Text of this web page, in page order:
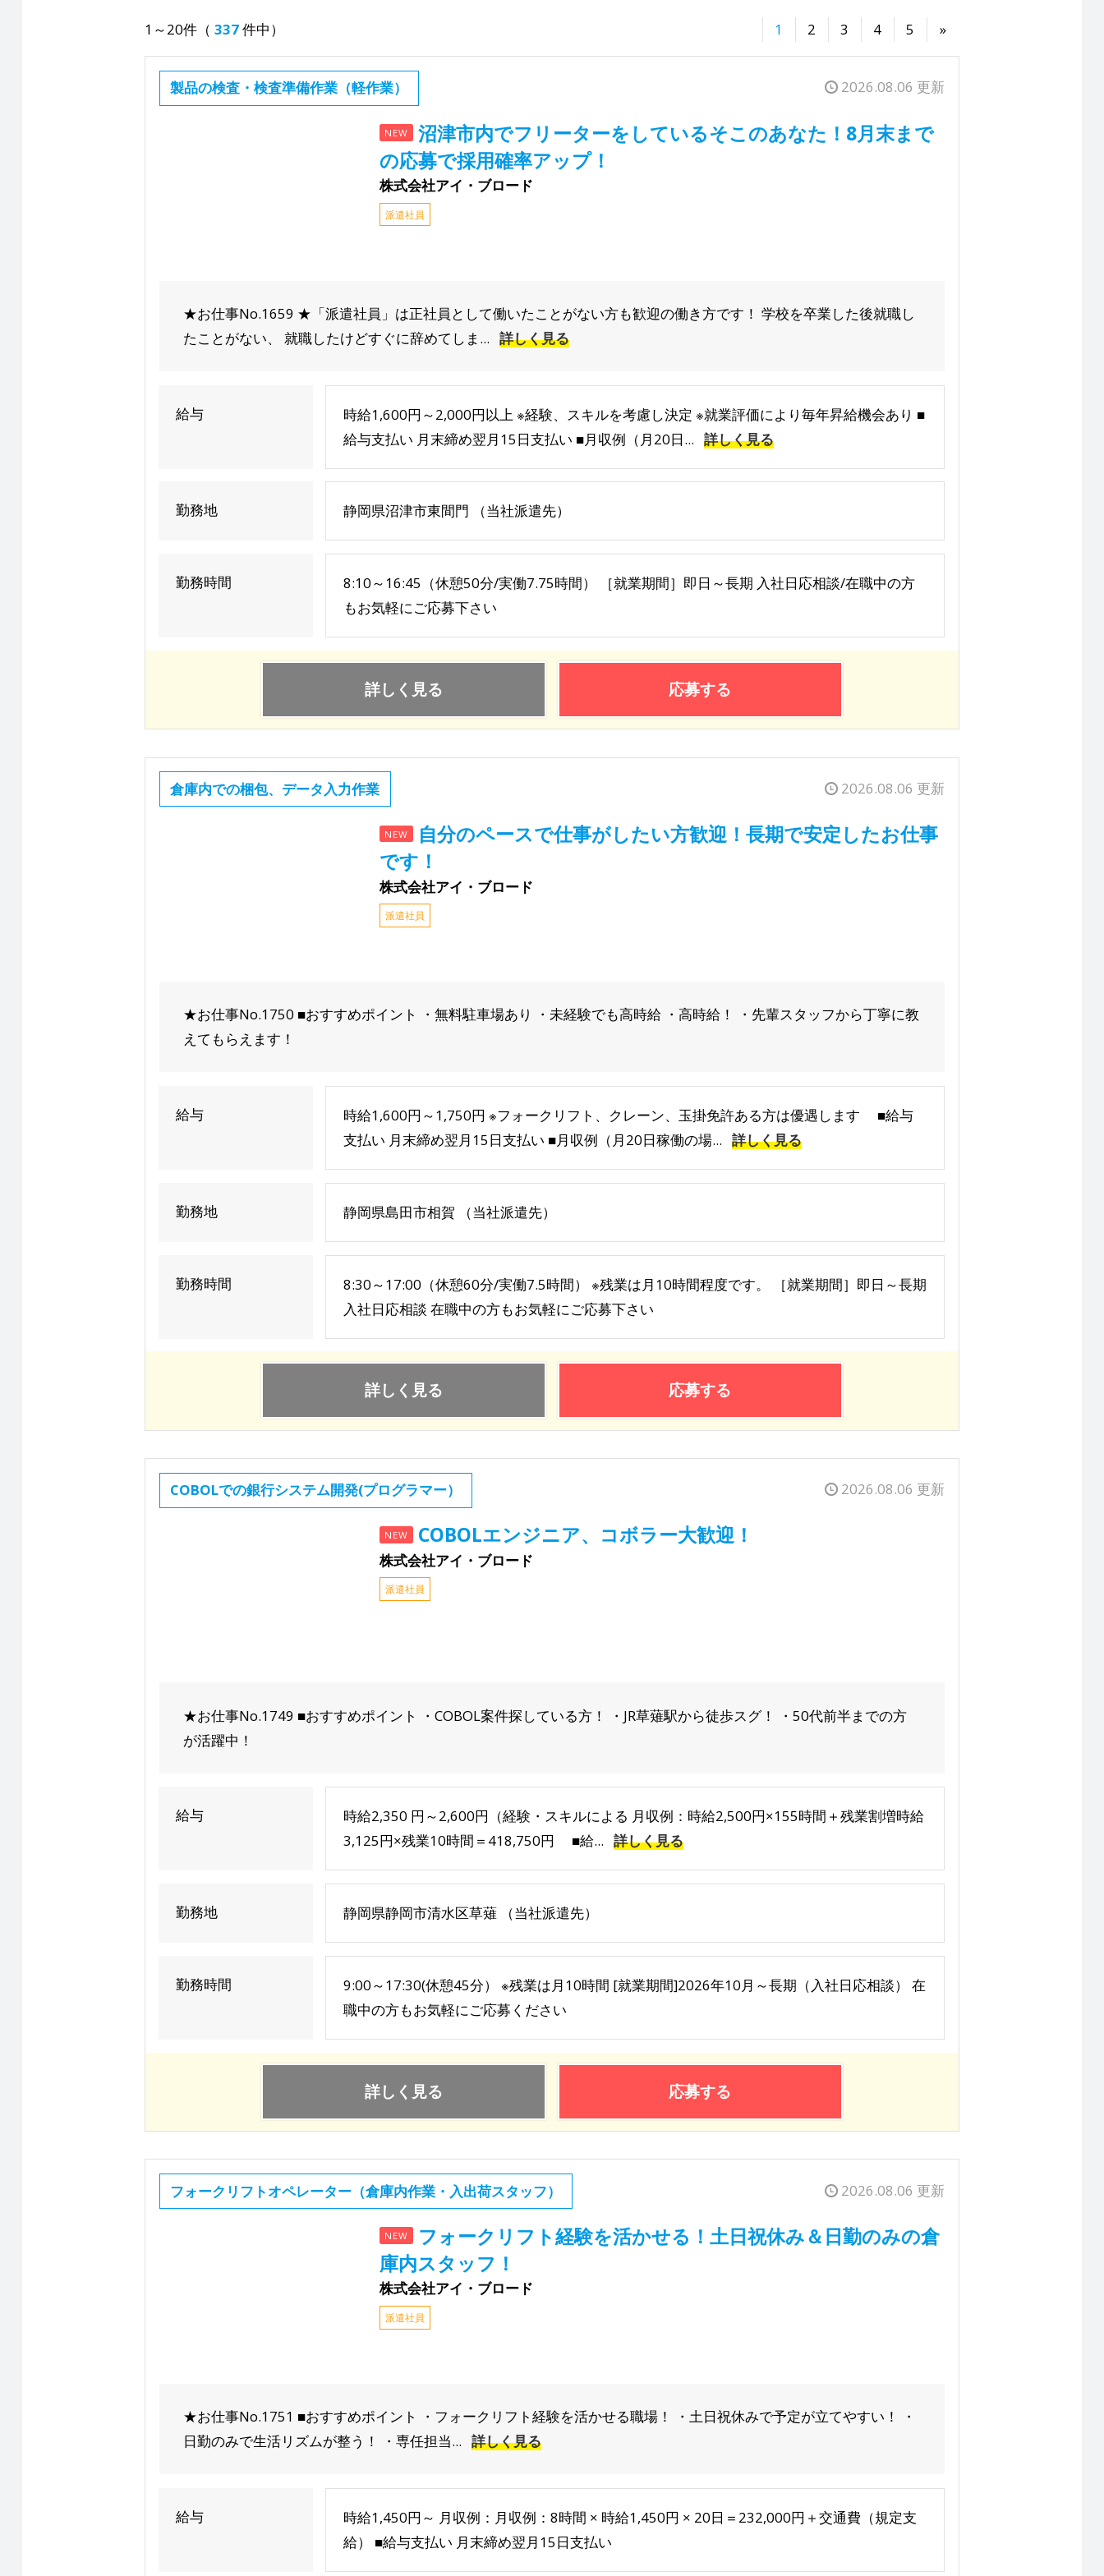
1～20件（ 337件中） 1 2 3 4 5 »
製品の検査・検査準備作業（軽作業） 2026.08.06 更新
NEW
沼津市内でフリーターをしているそこのあなた！8月末まで
の応募で採用確率アップ！
株式会社アイ・ブロード
派遣社員
★お仕事No.1659 ★「派遣社員」は正社員として働いたことがない方も歓迎の働き方です！ 学校を卒業した後就職し
たことがない、 就職したけどすぐに辞めてしま... 詳しく見る
給与
時給1,600円～2,000円以上 ※経験、スキルを考慮し決定 ※就業評価により毎年昇給機会あり ■
給与支払い 月末締め翌月15日支払い ■月収例（月20日... 詳しく見る
勤務地 静岡県沼津市東間門 （当社派遣先）
勤務時間
8:10～16:45（休憩50分/実働7.75時間） ［就業期間］即日～長期 入社日応相談/在職中の方
もお気軽にご応募下さい
詳しく見る 応募する
倉庫内での梱包、データ入力作業 2026.08.06 更新
NEW
自分のペースで仕事がしたい方歓迎！長期で安定したお仕事
です！
株式会社アイ・ブロード
派遣社員
★お仕事No.1750 ■おすすめポイント ・無料駐車場あり ・未経験でも高時給 ・高時給！ ・先輩スタッフから丁寧に教
えてもらえます！
給与
時給1,600円～1,750円 ※フォークリフト、クレーン、玉掛免許ある方は優遇します ■給与
支払い 月末締め翌月15日支払い ■月収例（月20日稼働の場... 詳しく見る
勤務地 静岡県島田市相賀 （当社派遣先）
勤務時間
8:30～17:00（休憩60分/実働7.5時間） ※残業は月10時間程度です。 ［就業期間］即日～長期
入社日応相談 在職中の方もお気軽にご応募下さい
詳しく見る 応募する
COBOLでの銀行システム開発(プログラマー） 2026.08.06 更新
NEW COBOLエンジニア、コボラー大歓迎！
株式会社アイ・ブロード
派遣社員
★お仕事No.1749 ■おすすめポイント ・COBOL案件探している方！ ・JR草薙駅から徒歩スグ！ ・50代前半までの方
が活躍中！
給与
時給2,350 円～2,600円（経験・スキルによる 月収例：時給2,500円×155時間＋残業割増時給
3,125円×残業10時間＝418,750円 ■給... 詳しく見る
勤務地 静岡県静岡市清水区草薙 （当社派遣先）
勤務時間
9:00～17:30(休憩45分） ※残業は月10時間 [就業期間]2026年10月～長期（入社日応相談） 在
職中の方もお気軽にご応募ください
詳しく見る 応募する
フォークリフトオペレーター（倉庫内作業・入出荷スタッフ） 2026.08.06 更新
NEW
フォークリフト経験を活かせる！土日祝休み＆日勤のみの倉
庫内スタッフ！
株式会社アイ・ブロード
派遣社員
★お仕事No.1751 ■おすすめポイント ・フォークリフト経験を活かせる職場！ ・土日祝休みで予定が立てやすい！ ・
日勤のみで生活リズムが整う！ ・専任担当... 詳しく見る
給与
時給1,450円～ 月収例：月収例：8時間 × 時給1,450円 × 20日＝232,000円＋交通費（規定支
給） ■給与支払い 月末締め翌月15日支払い